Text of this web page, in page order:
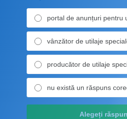
portal de anunțuri pentru
vânzător de utilaje
producător de utilaje
nu există un răspuns
Alegeți